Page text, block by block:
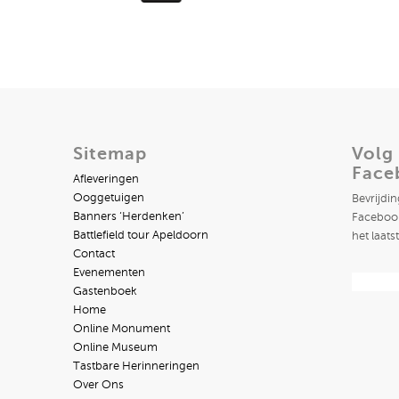
Sitemap
Afleveringen
Ooggetuigen
Banners ‘Herdenken’
Battlefield tour Apeldoorn
Contact
Evenementen
Gastenboek
Home
Online Monument
Online Museum
Tastbare Herinneringen
Over Ons
Volg
het